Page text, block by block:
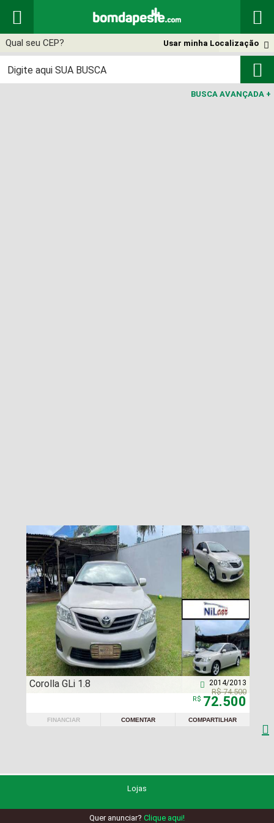
 

Usar minha Localização

BUSCA AVANÇADA +
Corolla GLi 1.8 2014/2013

R$ 72.500
R$ 74.500
FINANCIAR COMENTAR COMPARTILHAR

Lojas
Quer anunciar? Clique aqui!